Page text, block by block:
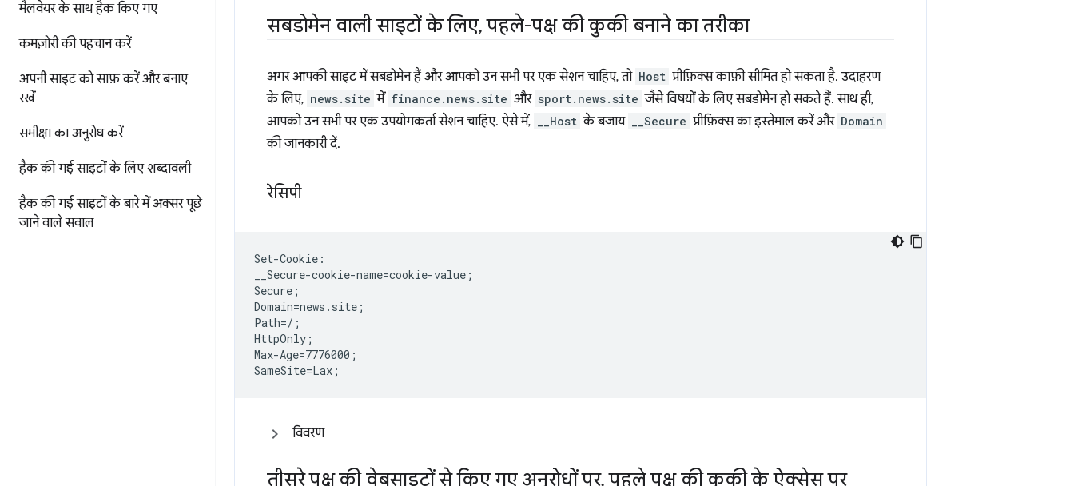
मैलवेयर के साथ हैक किए गए
कमज़ोरी की पहचान करें
अपनी साइट को साफ़ करें और बनाए
रखें
समीक्षा का अनुरोध करें
हैक की गई साइटों के लिए शब्दावली
हैक की गई साइटों के बारे में अक्सर पूछे
जाने वाले सवाल
सबडोमेन वाली साइटों के लिए,पहले-पक्ष की कुकी बनाने का तरीका
अगर आपकी साइट में सबडोमेन हैं और आपको उन सभी पर एक सेशन चाहिए, तो Host प्रीफ़िक्स काफ़ी सीमित हो सकता है. उदाहरण
के लिए, news.site में finance.news.site और sport.news.site जैसे विषयों के लिए सबडोमेन हो सकते हैं. साथ ही,
आपको उन सभी पर एक उपयोगकर्ता सेशन चाहिए. ऐसे में,
__Host के बजाय __Secure प्रीफ़िक्स का इस्तेमाल करें और Domain
की जानकारी दें.
रेसिपी
Set-Cookie:
__Secure-cookie-name=cookie-value;
Secure;
Domain=news.site;
Path=/;
HttpOnly;
Max-Age=7776000;
विवरण
तीसरे पक्ष की वेबसाइटों से किए गए अनुरोधों पर,पहले पक्ष की कुकी के ऐक्सेस पर